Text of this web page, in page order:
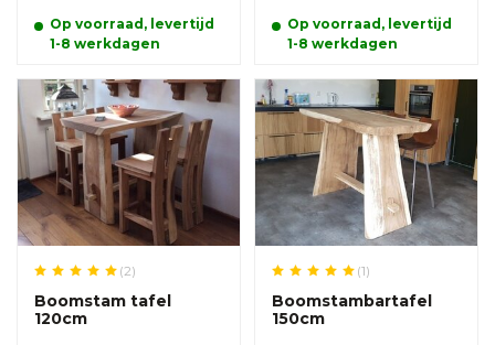
Op voorraad, levertijd
1-8 werkdagen
Op voorraad, levertijd
1-8 werkdagen
(2)
Boomstam tafel
120cm
(1)
Boomstambartafel
150cm